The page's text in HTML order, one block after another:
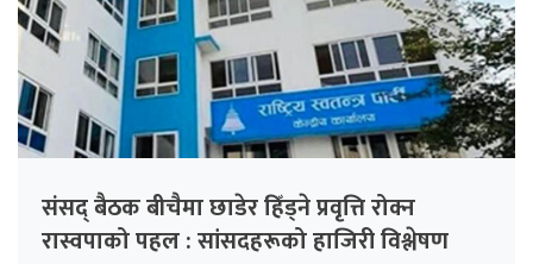
संसद् बैठक बीचैमा छाडेर हिँड्ने प्रवृत्ति रोक्न
रास्वपाको पहल : सांसदहरूको हाजिरी विश्लेषण